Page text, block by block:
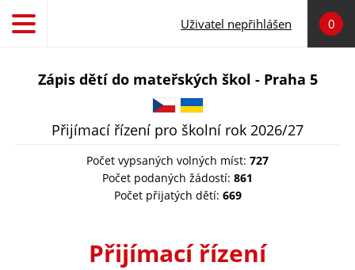
Uživatel nepřihlášen
0
Zápis dětí do mateřských škol - Praha 5
Přijímací řízení pro školní rok 2026/27
Počet vypsaných volných míst: 727
Počet podaných žádostí: 861
Počet přijatých dětí: 669
Přijímací řízení